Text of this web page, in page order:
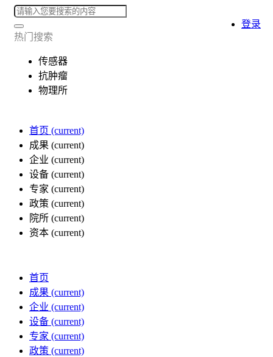
热门搜索
传感器
抗肿瘤
物理所
首页 (current)
成果 (current)
企业 (current)
设备 (current)
专家 (current)
政策 (current)
院所 (current)
资本 (current)
登录
首页
成果 (current)
企业 (current)
设备 (current)
专家 (current)
政策 (current)